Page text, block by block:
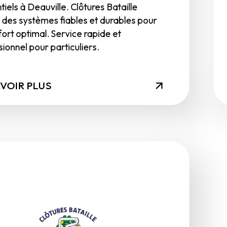
à Deauville. Clôtures Bataille
des systèmes fiables et durables pour
optimal. Service rapide et
pour particuliers.
PLUS